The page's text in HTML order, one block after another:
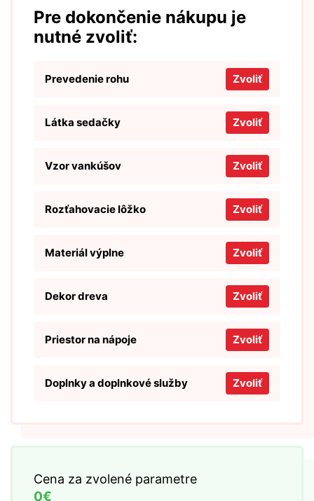
Pre dokončenie nákupu je
nutné zvoliť:
Prevedenie rohu Zvoliť
Látka sedačky Zvoliť
Vzor vankúšov Zvoliť
Rozťahovacie lôžko Zvoliť
Materiál výplne Zvoliť
Dekor dreva Zvoliť
Priestor na nápoje Zvoliť
Doplnky a doplnkové služby Zvoliť
Cena za zvolené parametre
0€